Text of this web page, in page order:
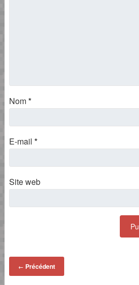
Nom*
E-mail *
Site web
← Précédent